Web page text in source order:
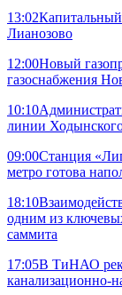
13:02
Лианозово
12:00Новый
газоснабжения
10:10
линии
09:00Станция
метро готова
18:10
одним из
саммита
17:05В ТиНАО
канализационно-